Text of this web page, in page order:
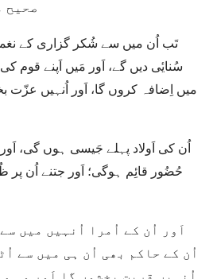
صحیح
سُنایٔی دیں گے، اَور مَیں اَپنے قوم
میں اِضافہ کروں گا، اَور اُنہیں عزّت
حُضُور قائِم ہوگی؛ اَور جتنے اُن پر
اُن کے حاکم بھی اُن ہی میں سے
اُنہیں قربت بخشوں گا اَور وہ